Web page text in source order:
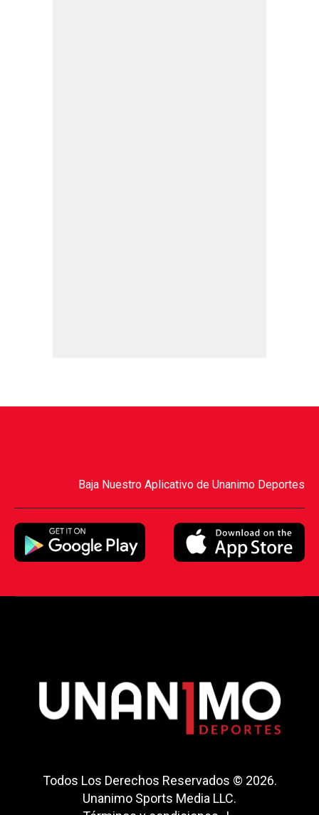
Baja Nuestro Aplicativo de Unanimo Deportes
Todos Los Derechos Reservados © 2026.
Unanimo Sports Media LLC.